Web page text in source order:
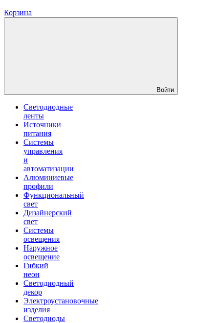
Корзина
Войти
Светодиодные
ленты
Источники
питания
Системы
управления
и
автоматизации
Алюминиевые
профили
Функциональный
свет
Дизайнерский
свет
Системы
освещения
Наружное
освещение
Гибкий
неон
Светодиодный
декор
Электроустановочные
изделия
Светодиоды